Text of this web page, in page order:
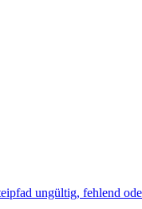
ungültig, fehlend